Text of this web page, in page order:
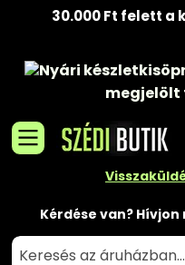
30.000 Ft felett a
Nyári
megjelölt
Kérdése van?